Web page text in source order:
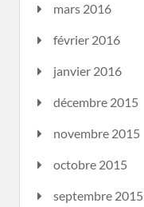
mars 2016
février 2016
janvier 2016
décembre 2015
novembre 2015
octobre 2015
septembre 2015